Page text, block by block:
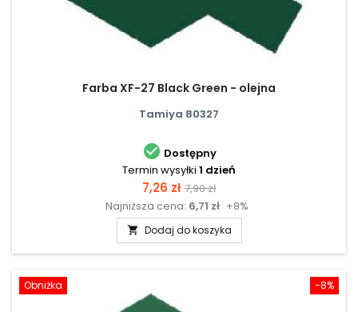
Farba XF-27 Black Green - olejna
Tamiya 80327
 Dostępny
Termin wysyłki 1 dzień
Cena
7,26 zł Cena
podstawowa
7,90 zł
Najniższa cena: 6,71 zł +8%
 Dodaj do koszyka
-8%
Obniżka